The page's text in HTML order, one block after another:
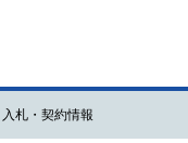
入札・契約情報